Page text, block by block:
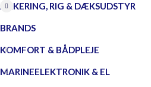
ANKERING, RIG & DÆKSUDSTYR
BRANDS
KOMFORT & BÅDPLEJE
MARINEELEKTRONIK & EL